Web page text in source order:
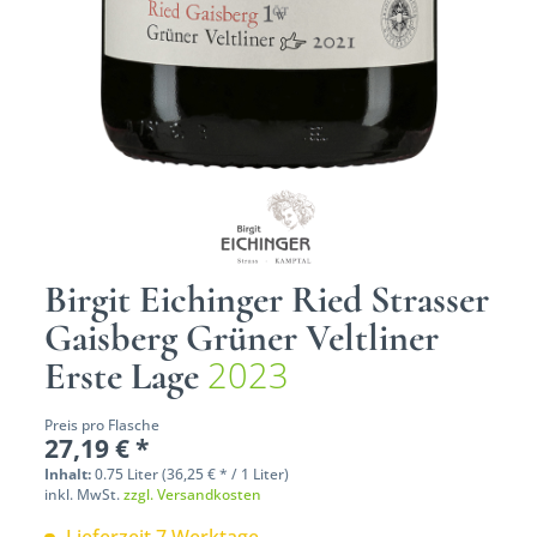
Birgit Eichinger Ried Strasser
Gaisberg Grüner Veltliner
Erste Lage 2023
Preis pro Flasche
27,19 € *
Inhalt:0.75 Liter (36,25 € * / 1 Liter)
inkl. MwSt.zzgl. Versandkosten